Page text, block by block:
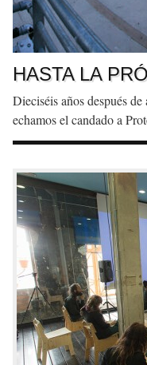
HASTA LA
Dieciséis años después
echamos el candado a
de campo en línea.
constancia del asombro
personas que […]
Facebook
Twitter